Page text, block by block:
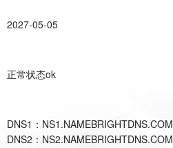
2027-05-05
正常状态ok
DNS1 ： NS1.NAMEBRIGHTDNS.COM
DNS2 ： NS2.NAMEBRIGHTDNS.COM